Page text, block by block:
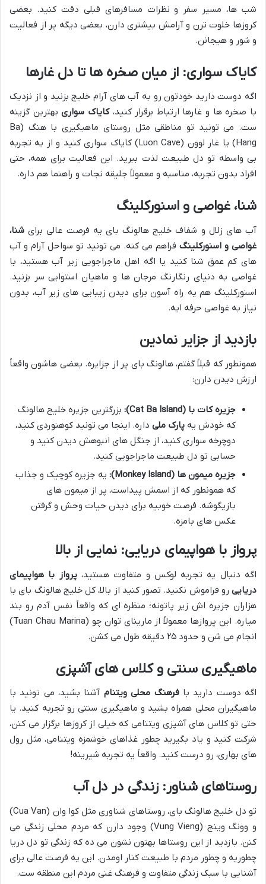
شب ها، مسیر سفر و نظرات مسافرهای قبلی دقت کنید. بعضی
کروزها خلوت ترن و آرامش بیشتری دارن، بعضی دیگه پر از فعالیت
و شور و هیجانن.
کایاک سواری: از میان صخره ها تا دل غارها
اگه دوست دارید خودتون رو به آب های آرام خلیج بزنید و از نزدیک
با صخره ها و غارها ارتباط برقرار کنید،کایاک سواریبهترین گزینه
ست. می تونید تو مناطقی مثل روستای ماهیگیری با هنگ (Ba
Hang) یا غار لوون (Luon Cave) کایاک سواری کنید و از یه تجربه
بی واسطه تو دل طبیعت لذت ببرید. این فعالیت برای همه، حتی
افراد بدون تجربه، مناسبه و معمولاً جلیقه نجات و راهنما هم داره.
شنا، غواصی و اسنورکلینگ
آب های زلال و شفاف خلیج هالونگ بای یه فرصت عالی برای شنا،
غواصی و اسنورکلینگ فراهم می کنه. می تونید تو سواحل آرام و آب
های کم عمق شنا کنید یا اگه اهل ماجراجویی زیر آب هستید، با
غواصی به دنیای رنگارنگ مرجان ها و ماهیان استوایی سر بزنید.
اسنورکلینگ هم یه راه آسون برای دیدن زیبایی های زیر آب، بدون
نیاز به غواصی حرفه ایه.
بازدید از جزایر نمادین
همونطور که قبلاً گفتم، هالونگ بای پر از جزایره. بعضی هاشون واقعاً
ارزش دیدن دارن:
جزیره کات با (Cat Ba Island):
بزرگترین جزیره خلیج هالونگ
که خودش یه پارک ملی داره. اینجا می تونید کوهنوردی کنید،
دوچرخه سواری کنید، از جنگل های انبوهش دیدن کنید و
حسابی تو دل طبیعت ماجراجویی کنید.
جزیره میمون ها (Monkey Island):
یه جزیره کوچیک و جذاب
که همونطور که از اسمش پیداست، پر از میمون های
بازیگوشه. فرصت خوبیه برای دیدن حیات وحش و گرفتن
عکس های بامزه.
پرواز با هواپیمای دریایی: نمایی از بالا
اگه دنبال یه تجربه لوکس و متفاوت هستید،پرواز با هواپیمای
دریایی رو فراموش نکنید. تصور کنید از بالا، کل خلیج هالونگ بای با
هزاران جزیره اش زیر پاتونه؛ منظره ای که واقعاً نفس آدم رو بند
میاره. این پروازها معمولاً از مارینای توان چو (Tuan Chau Marina)
انجام می شن و حدود ۲۵ دقیقه طول می کشن.
ماهیگیری سنتی و کلاس های آشپزی
اگه دوست دارید بافرهنگ محلی ویتنام آشنا بشید، می تونید با
ماهیگیران محلی همراه بشید و ماهیگیری سنتی رو تجربه کنید. یا
حتی تو کلاس های آشپزی ویتنامی که خیلی از کروزها برگزار می کنن،
شرکت کنید و یاد بگیرید چطور غذاهای خوشمزه ویتنامی، مثل رول
های بهاری، رو درست کنید. واقعاً یه تجربه شیرینه!
روستاهای شناور: زندگی در دل آب
تو دل خلیج هالونگ بای، روستاهای شناوری مثل کوا وان (Cua Van)
و وونگ وینج (Vung Vieng) وجود دارن که مردم محلی زندگی می
کنن. بازدید از این روستاها بهتون نشون می ده که زندگی تو دل دریا
چطوریه و چطور مردم با طبیعت کنار اومدن. این یه فرصت عالی برای
آشنایی با سبک زندگی متفاوت و فرهنگ غنی مردم این منطقه ست.